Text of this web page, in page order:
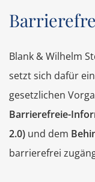
Blank & Wilhelm
setzt sich dafür
gesetzlichen
Barrierefreie-
2.0) und dem
barrierefrei